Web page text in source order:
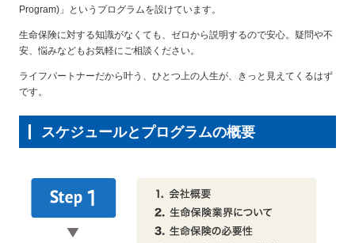
Program)」というプログラムを設けています。
生命保険に対する知識がなくても、ゼロから説明するので安心。疑問や不
安、悩みなどもお気軽にご相談ください。
ライフパートナーだから叶う、ひとつ上の人生が、きっと見えてくるはず
です。
スケジュールとプログラムの概要